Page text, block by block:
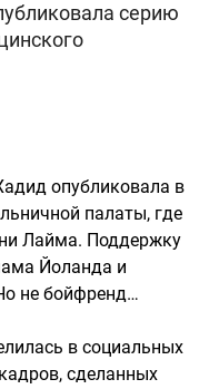
серию
опубликовала в
палаты, где
Лайма. Поддержку
Йоланда и
не бойфренд…
в социальных
сделанных